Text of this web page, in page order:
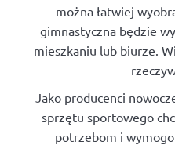
można łatwiej
gimnastyczna będzie
mieszkaniu lub biurze.
Jako producenci
sprzętu sportowego
potrzebom i